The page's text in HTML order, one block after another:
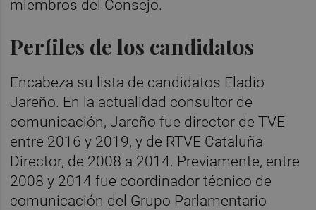
miembros del Consejo.
Perfiles de los candidatos
Encabeza su lista de candidatos Eladio
Jareño. En la actualidad consultor de
comunicación, Jareño fue director de TVE
entre 2016 y 2019, y de RTVE Cataluña
Director, de 2008 a 2014. Previamente, entre
2008 y 2014 fue coordinador técnico de
comunicación del Grupo Parlamentario